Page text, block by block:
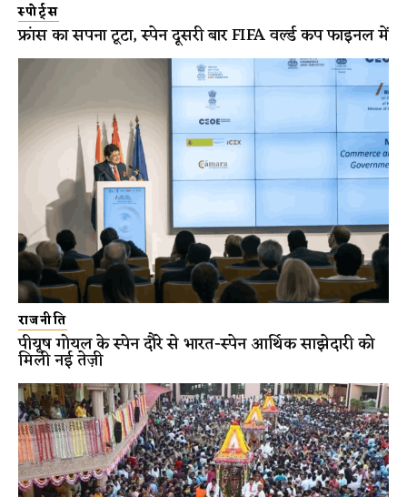
स्पोर्ट्स
फ्रांस का सपना टूटा, स्पेन दूसरी बार FIFA वर्ल्ड कप फाइनल में
राजनीति
पीयूष गोयल के स्पेन दौरे से भारत-स्पेन आर्थिक साझेदारी को
मिली नई तेज़ी